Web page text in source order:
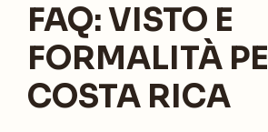
FAQ: VISTO E
FORMALITÀ
COSTA RICA